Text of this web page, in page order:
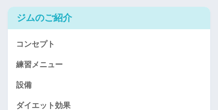
ジムのご紹介
コンセプト
練習メニュー
設備
ダイエット効果